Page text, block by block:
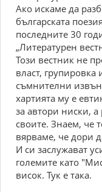
Ако искаме да
българската
последните 30
„Литературен
Този вестник не
власт,
съмнителни
хартията му е
за автори ниски, а
своите. Знаем, че
вярваме, че дори
И си заслужават
големите като
висок. Тук е така.